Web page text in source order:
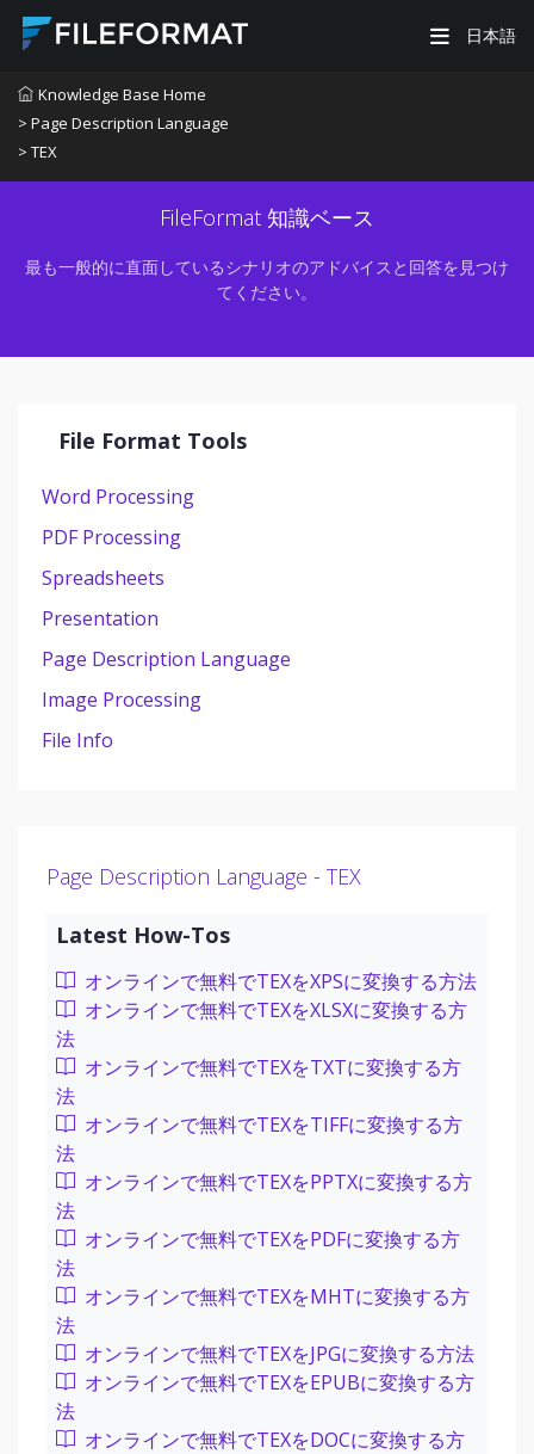
日本語
Knowledge Base Home
> Page Description Language
> TEX
FileFormat 知識ベース
最も一般的に直面しているシナリオのアドバイスと回答を見つけ
てください。
File Format Tools
Word Processing
PDF Processing
Spreadsheets
Presentation
Page Description Language
Image Processing
File Info
Page Description Language - TEX
Latest How-Tos
オンラインで無料でTEXをXPSに変換する方法
オンラインで無料でTEXをXLSXに変換する方
法
オンラインで無料でTEXをTXTに変換する方
法
オンラインで無料でTEXをTIFFに変換する方
法
オンラインで無料でTEXをPPTXに変換する方
法
オンラインで無料でTEXをPDFに変換する方
法
オンラインで無料でTEXをMHTに変換する方
法
オンラインで無料でTEXをJPGに変換する方法
オンラインで無料でTEXをEPUBに変換する方
法
オンラインで無料でTEXをDOCに変換する方